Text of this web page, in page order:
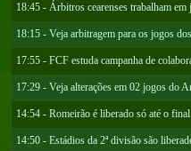
18:45 - Árbitros cearenses trabalham
18:15 - Veja arbitragem para os jogos
17:55 - FCF estuda campanha de
17:29 - Veja alterações em 02 jogos do
14:54 - Romeirão é liberado só até o final
14:50 - Estádios da 2ª divisão são